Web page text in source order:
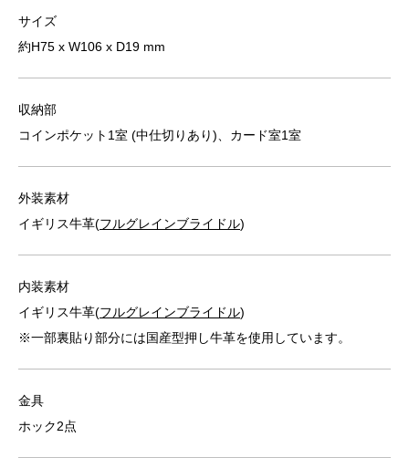
サイズ
約H75 x W106 x D19 mm
収納部
コインポケット1室 (中仕切りあり)、カード室1室
外装素材
イギリス牛革(フルグレインブライドル)
内装素材
イギリス牛革(フルグレインブライドル)
※一部裏貼り部分には国産型押し牛革を使用しています。
金具
ホック2点